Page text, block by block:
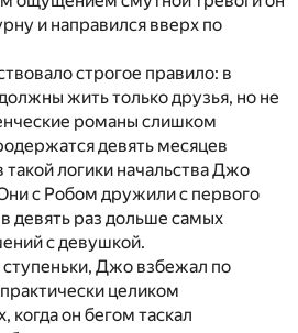
и направился вверх по
строгое правило: в
жить только друзья, но не
романы слишком
девять месяцев
такой логики начальства Джо
с Робом дружили с первого
девять раз дольше самых
с девушкой.
Джо взбежал по
целиком
когда он бегом таскал